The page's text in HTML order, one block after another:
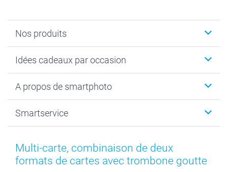
Nos produits
Calendrier photo & Agenda photo
Tirage photo & agrandissement
Faire-part & Cartes
Coques smartphone
Stickers & Etiquettes
Idées cadeaux par occasion
Anniversaire
Naissance & baptême
Fête des Mères
Fête des Pères
A propos de smartphoto
Plan du site
Droit de rétraction
Plaintes
Smartservice
Aide
smartbonus
Multi-carte, combinaison de deux
formats de cartes avec trombone goutte